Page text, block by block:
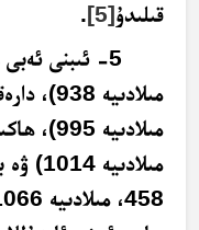
قىلىدۇ[5]
.